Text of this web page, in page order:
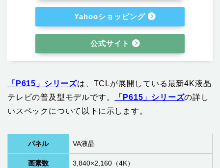
Yahooショッピング
公式サイト
「P615」シリーズは、TCLが展開している最新4K液晶
テレビの普及型モデルです。
「P615」シリーズの詳し
いスペックについて以下に示します。
パネル VA液晶
画素数 3,840×2,160（4K）